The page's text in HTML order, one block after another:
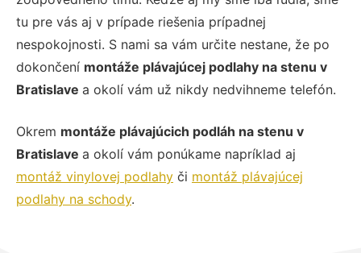
tu pre vás aj v prípade riešenia prípadnej
nespokojnosti. S nami sa vám určite nestane, že po
dokončení montáže plávajúcej podlahy na stenu v
Bratislave a okolí vám už nikdy nedvihneme telefón.
Okrem montáže plávajúcich podláh na stenu v
Bratislave a okolí vám ponúkame napríklad aj
montáž vinylovej podlahy či montáž plávajúcej
podlahy na schody.